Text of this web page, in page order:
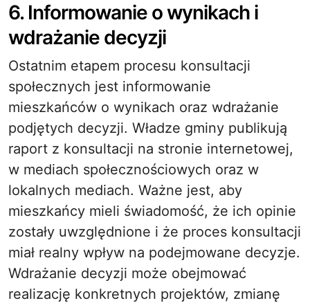
6. Informowanie o wynikach i
wdrażanie decyzji
Ostatnim etapem procesu konsultacji
społecznych jest informowanie
mieszkańców o wynikach oraz wdrażanie
podjętych decyzji. Władze gminy publikują
raport z konsultacji na stronie internetowej,
w mediach społecznościowych oraz w
lokalnych mediach. Ważne jest, aby
mieszkańcy mieli świadomość, że ich opinie
zostały uwzględnione i że proces konsultacji
miał realny wpływ na podejmowane decyzje.
Wdrażanie decyzji może obejmować
realizację konkretnych projektów, zmianę